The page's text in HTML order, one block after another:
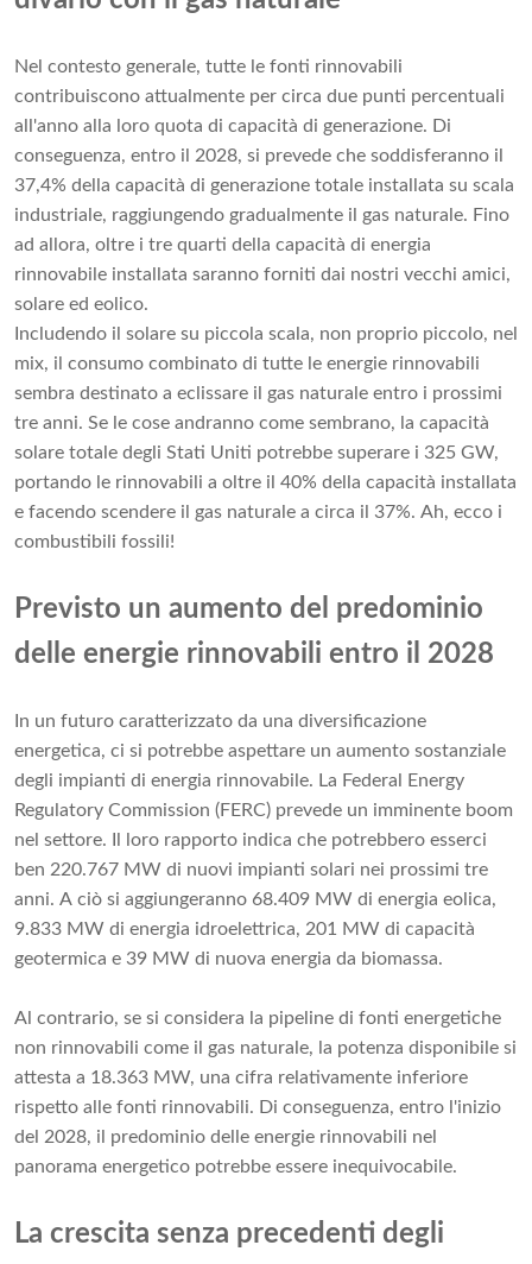
Nel contesto generale, tutte le fonti rinnovabili
contribuiscono attualmente per circa due punti percentuali
all'anno alla loro quota di capacità di generazione. Di
conseguenza, entro il 2028, si prevede che soddisferanno il
37,4% della capacità di generazione totale installata su scala
industriale, raggiungendo gradualmente il gas naturale. Fino
ad allora, oltre i tre quarti della capacità di energia
rinnovabile installata saranno forniti dai nostri vecchi amici,
solare ed eolico.
Includendo il solare su piccola scala, non proprio piccolo, nel
mix, il consumo combinato di tutte le energie rinnovabili
sembra destinato a eclissare il gas naturale entro i prossimi
tre anni. Se le cose andranno come sembrano, la capacità
solare totale degli Stati Uniti potrebbe superare i 325 GW,
portando le rinnovabili a oltre il 40% della capacità installata
e facendo scendere il gas naturale a circa il 37%. Ah, ecco i
combustibili fossili!
Previsto un aumento del predominio
delle energie rinnovabili entro il 2028
In un futuro caratterizzato da una diversificazione
energetica, ci si potrebbe aspettare un aumento sostanziale
degli impianti di energia rinnovabile. La Federal Energy
Regulatory Commission (FERC) prevede un imminente boom
nel settore. Il loro rapporto indica che potrebbero esserci
ben 220.767 MW di nuovi impianti solari nei prossimi tre
anni. A ciò si aggiungeranno 68.409 MW di energia eolica,
9.833 MW di energia idroelettrica, 201 MW di capacità
geotermica e 39 MW di nuova energia da biomassa.
Al contrario, se si considera la pipeline di fonti energetiche
non rinnovabili come il gas naturale, la potenza disponibile si
attesta a 18.363 MW, una cifra relativamente inferiore
rispetto alle fonti rinnovabili. Di conseguenza, entro l'inizio
del 2028, il predominio delle energie rinnovabili nel
panorama energetico potrebbe essere inequivocabile.
La crescita senza precedenti degli